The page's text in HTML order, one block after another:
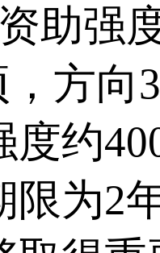
助强
，方向
度约
限为2